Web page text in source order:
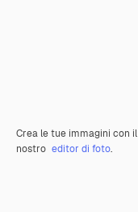
Crea le tue immagini con il
nostro editor di foto.